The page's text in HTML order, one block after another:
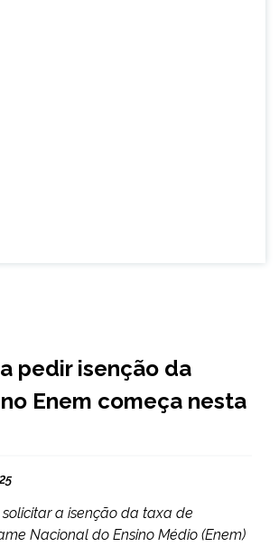
pedir isenção da
Enem começa nesta
a isenção da taxa de
Nacional do Ensino Médio (Enem)